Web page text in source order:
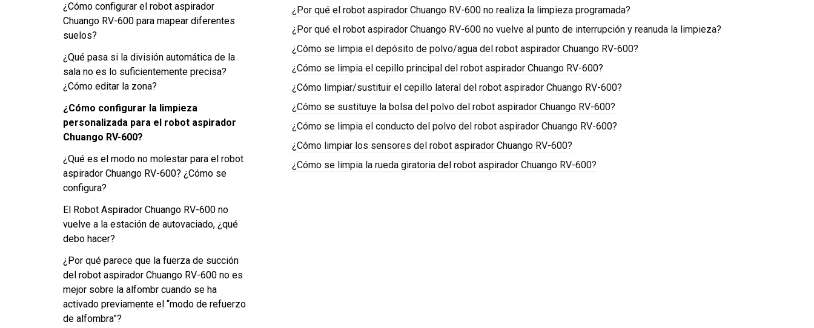
¿Cómo configurar el robot aspirador
Chuango RV-600 para mapear diferentes
suelos?
¿Qué pasa si la división automática de la
sala no es lo suficientemente precisa?
¿Cómo editar la zona?
¿Cómo configurar la limpieza
personalizada para el robot aspirador
Chuango RV-600?
¿Qué es el modo no molestar para el robot
aspirador Chuango RV-600? ¿Cómo se
configura?
El Robot Aspirador Chuango RV-600 no
vuelve a la estación de autovaciado, ¿qué
debo hacer?
¿Por qué parece que la fuerza de succión
del robot aspirador Chuango RV-600 no es
mejor sobre la alfombr cuando se ha
activado previamente el “modo de refuerzo
de alfombra”?
¿Por qué el robot aspirador Chuango RV-600 no realiza la limpieza programada?
¿Por qué el robot aspirador Chuango RV-600 no vuelve al punto de interrupción y reanuda la limpieza?
¿Cómo se limpia el depósito de polvo/agua del robot aspirador Chuango RV-600?
¿Cómo se limpia el cepillo principal del robot aspirador Chuango RV-600?
¿Cómo limpiar/sustituir el cepillo lateral del robot aspirador Chuango RV-600?
¿Cómo se sustituye la bolsa del polvo del robot aspirador Chuango RV-600?
¿Cómo se limpia el conducto del polvo del robot aspirador Chuango RV-600?
¿Cómo limpiar los sensores del robot aspirador Chuango RV-600?
¿Cómo se limpia la rueda giratoria del robot aspirador Chuango RV-600?